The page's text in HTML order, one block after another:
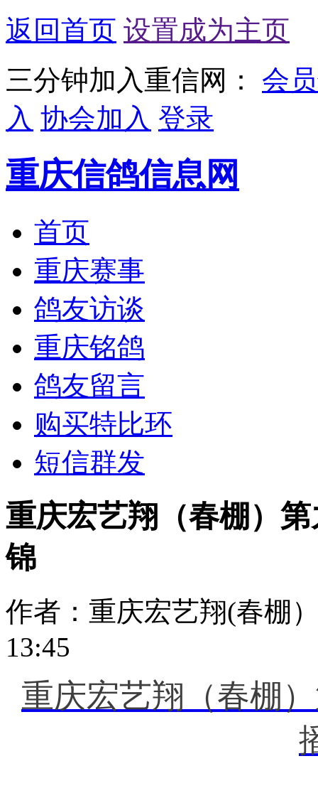
返回首页 设置成为主页
三分钟加入重信网：
会
入 协会加入 登录
重庆信鸽信息网
首页
重庆赛事
鸽友访谈
重庆铭鸽
鸽友留言
购买特比环
短信群发
重庆宏艺翔（春棚）
锦
作者：重庆宏艺翔(春棚
13:45
重庆宏艺翔（春棚